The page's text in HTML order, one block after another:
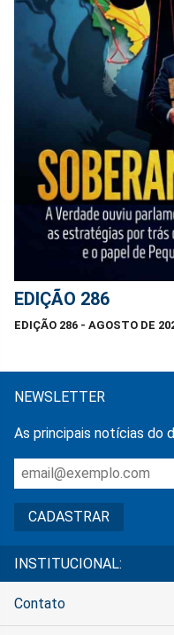
EDIÇÃO 286
EDIÇÃO 286 - AGOSTO DE
NEWSLETTER
As principais notícias do
INSTITUCIONAL:
Contato